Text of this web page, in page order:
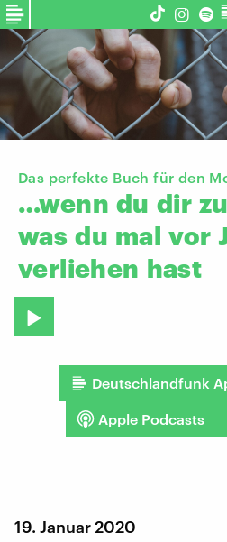
Das perfekte Buch für den
…wenn du dir
was du mal vor
verliehen hast
Deutschlandfunk
Apple Podcasts
19. Januar 2020